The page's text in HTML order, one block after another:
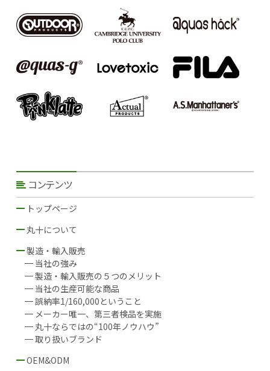
コンテンツ
トップページ
丸十について
製造・輸入販売
当社の強み
製造・輸入販売の５つのメリット
当社の生産可能な商品
誤納率1/160,000ということ
メーカー唯一、第三者検品を実施
丸十ならではの“100年ノウハウ”
取り扱いブランド
OEM&ODM